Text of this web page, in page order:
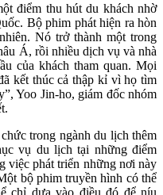
điểm thu hút du khách nhờ
Bộ phim phát hiện ra hòn
Nó trở thành một trong
Á, rồi nhiều dịch vụ và nhà
của khách tham quan. Mọi
kết thúc cả thập kỉ vì họ tìm
Yoo Jin-ho, giám đốc nhóm
trong ngành du lịch thêm
vụ du lịch tại những điểm
việc phát triển những nơi này
bộ phim truyền hình có thể
chỉ dựa vào điều đó để níu